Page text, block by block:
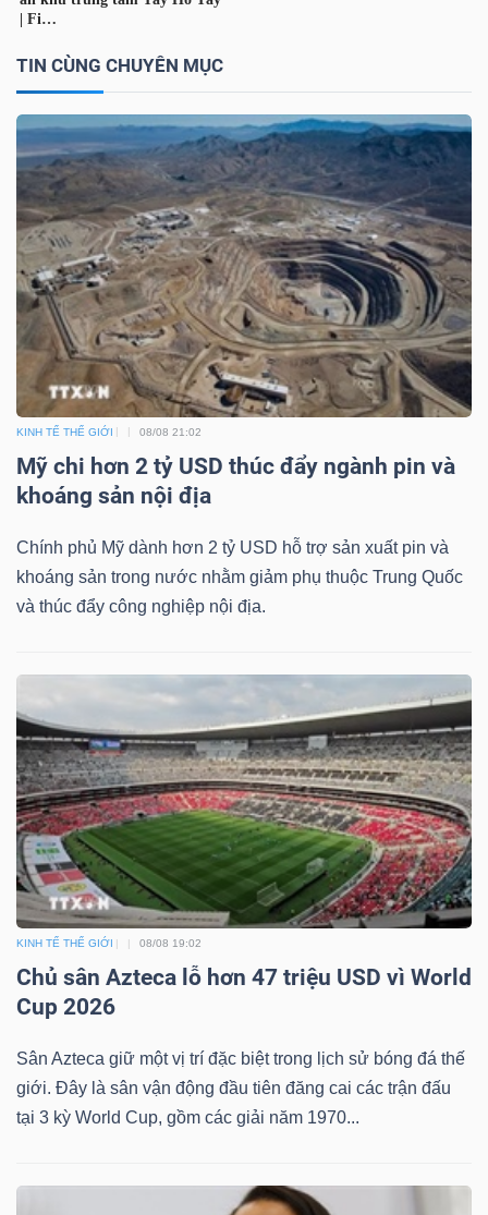
TIN CÙNG CHUYÊN MỤC
KINH TẾ THẾ GIỚI 08/08 21:02
Mỹ chi hơn 2 tỷ USD thúc đẩy ngành pin và
khoáng sản nội địa
Chính phủ Mỹ dành hơn 2 tỷ USD hỗ trợ sản xuất pin và
khoáng sản trong nước nhằm giảm phụ thuộc Trung Quốc
và thúc đẩy công nghiệp nội địa.
KINH TẾ THẾ GIỚI 08/08 19:02
Chủ sân Azteca lỗ hơn 47 triệu USD vì World
Cup 2026
Sân Azteca giữ một vị trí đặc biệt trong lịch sử bóng đá thế
giới. Đây là sân vận động đầu tiên đăng cai các trận đấu
tại 3 kỳ World Cup, gồm các giải năm 1970...
SẢN
chứng
khoán
(-)
Tất cả Cổ phiếu Chỉ số Chứng chỉ quỹ Chứng
Lãnh
đạo
Tất cả Người nội bộ Người liên quan Cổ đông lớn
Tin
tức
Bài
viết
tác
giả
(-)
Báo
cáo
phân
tích
(-)
Thuật
(-)